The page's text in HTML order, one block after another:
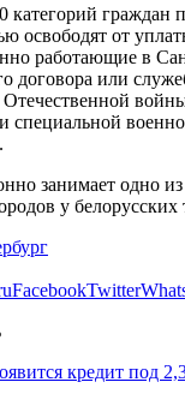
категорий граждан
освободят от
работающие в
договора или
специальной
занимает одно
у белорусских
FacebookTwitter
кредит под